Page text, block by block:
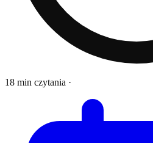
18 min czytania ·